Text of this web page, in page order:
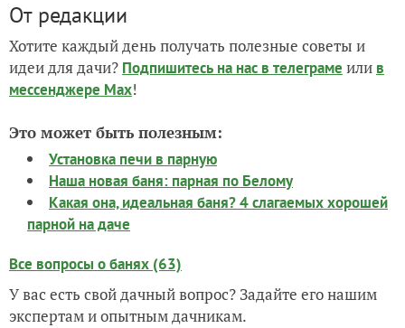
От редакции
Хотите каждый день получать полезные советы и
идеи для дачи? Подпишитесь на нас в телеграме или в
мессенджере Max!
Это может быть полезным:
Установка печи в парную
Наша новая баня: парная по Белому
Какая она, идеальная баня? 4 слагаемых хорошей
парной на даче
Все вопросы о банях (63)
У вас есть свой дачный вопрос? Задайте его нашим
экспертам и опытным дачникам.